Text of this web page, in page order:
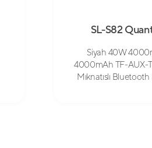
SL-S82
Siyah 40W
4000mAh TF-AUX-
Mıknatıslı